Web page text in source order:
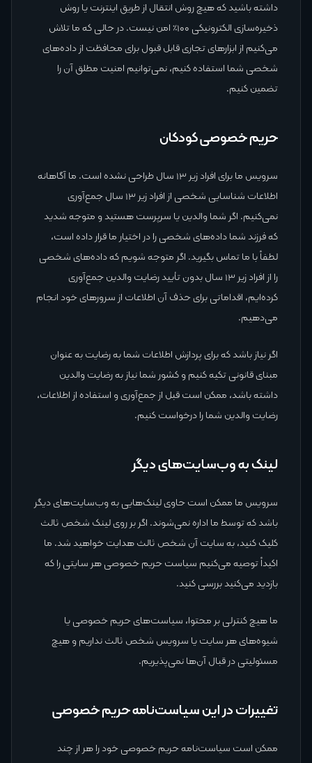
داشته باشید که هیچ روش انتقال از طریق اینترنت یا روش
ذخیره‌سازی الکترونیکی ۱۰۰٪ امن نیست. در حالی که ما تلاش
می‌کنیم از ابزارهای تجاری قابل قبول برای محافظت از داده‌های
شخصی شما استفاده کنیم، نمی‌توانیم امنیت مطلق آن را
تضمین کنیم.
حریم خصوصی کودکان
سرویس ما برای افراد زیر ۱۳ سال طراحی نشده است. ما آگاهانه
اطلاعات شناسایی شخصی از افراد زیر ۱۳ سال جمع‌آوری
نمی‌کنیم. اگر شما والدین یا سرپرست هستید و متوجه شدید
که فرزند شما داده‌های شخصی را در اختیار ما قرار داده است،
لطفاً با ما تماس بگیرید. اگر متوجه شویم که داده‌های شخصی
را از افراد زیر ۱۳ سال بدون تأیید رضایت والدین جمع‌آوری
کرده‌ایم، اقداماتی برای حذف آن اطلاعات از سرورهای خود انجام
می‌دهیم.
اگر نیاز باشد که برای پردازش اطلاعات شما به رضایت به عنوان
مبنای قانونی تکیه کنیم و کشور شما نیاز به رضایت والدین
داشته باشد، ممکن است قبل از جمع‌آوری و استفاده از اطلاعات،
رضایت والدین شما را درخواست کنیم.
لینک به وب‌سایت‌های دیگر
سرویس ما ممکن است حاوی لینک‌هایی به وب‌سایت‌های دیگر
باشد که توسط ما اداره نمی‌شوند. اگر بر روی لینک شخص ثالث
کلیک کنید، به سایت آن شخص ثالث هدایت خواهید شد. ما
اکیداً توصیه می‌کنیم سیاست حریم خصوصی هر سایتی را که
بازدید می‌کنید بررسی کنید.
ما هیچ کنترلی بر محتوا، سیاست‌های حریم خصوصی یا
شیوه‌های هر سایت یا سرویس شخص ثالث نداریم و هیچ
مسئولیتی در قبال آن‌ها نمی‌پذیریم.
تغییرات در این سیاست‌نامه حریم خصوصی
ممکن است سیاست‌نامه حریم خصوصی خود را هر از چند